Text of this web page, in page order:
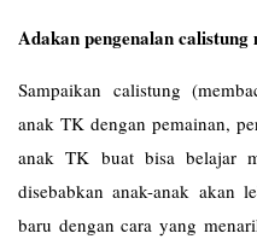
Adakan pengenalan
Sampaikan calistung
anak TK dengan pemainan,
anak TK buat bisa belajar
disebabkan anak-anak akan
baru dengan cara yang